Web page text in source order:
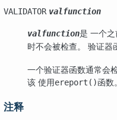
VALIDATOR valfunction
valfunction是 一个
时不会被检查。 验证器
一个验证器函数通常会
该 使用ereport()函数
注释